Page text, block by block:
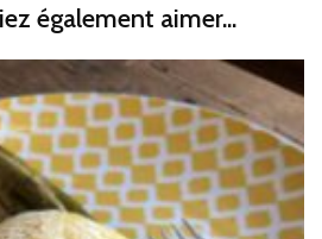
également aimer...